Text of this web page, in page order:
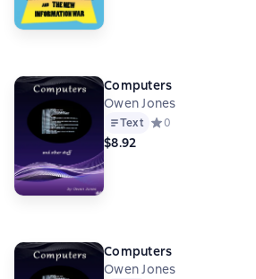
Computers
Owen Jones
Text Средний рейтинг 0
0
$8.92
Computers
Owen Jones